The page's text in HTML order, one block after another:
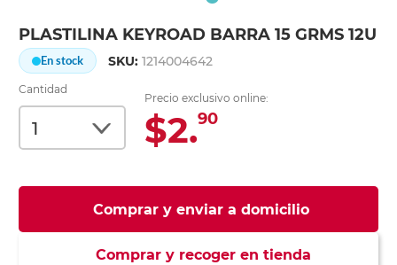
PLASTILINA KEYROAD BARRA 15 GRMS 12U
En stock SKU:1214004642
Cantidad
Precio exclusivo online:
$2.90
Comprar y enviar a domicilio
Comprar y recoger en tienda